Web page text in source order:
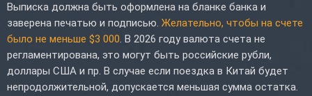
Выписка должна быть оформлена на бланке банка и
заверена печатью и подписью. Желательно, чтобы на счете
было не меньше $3 000. В 2026 году валюта счета не
регламентирована, это могут быть российские рубли,
доллары США и пр. В случае если поездка в Китай будет
непродолжительной, допускается меньшая сумма остатка.